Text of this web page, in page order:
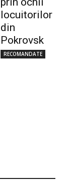
locuitorilor
din
Pokrovsk
RECOMANDATE